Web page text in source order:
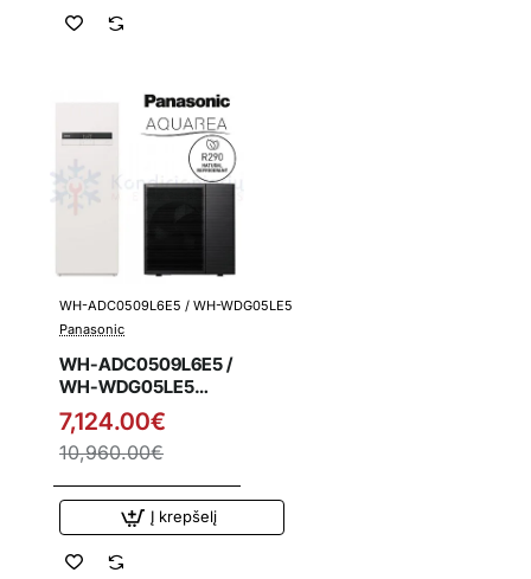
Išpardavimas
WH-ADC0509L6E5 / WH-WDG05LE5
Panasonic
WH-ADC0509L6E5 /
WH-WDG05LE5
Panasonic L kartos
5.0 kW oras-vanduo
šilumos siurblys su
talpa
7,124.00€
10,960.00€
Į krepšelį